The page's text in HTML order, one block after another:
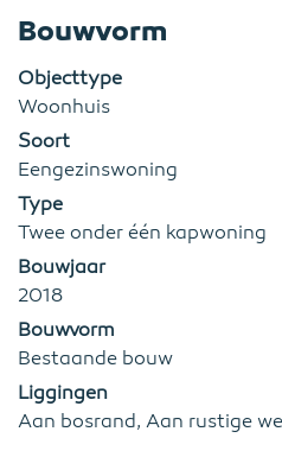
Bouwvorm
Objecttype
Woonhuis
Soort
Eengezinswoning
Type
Twee onder één kapwoning
Bouwjaar
2018
Bouwvorm
Bestaande bouw
Liggingen
Aan bosrand, Aan rustige